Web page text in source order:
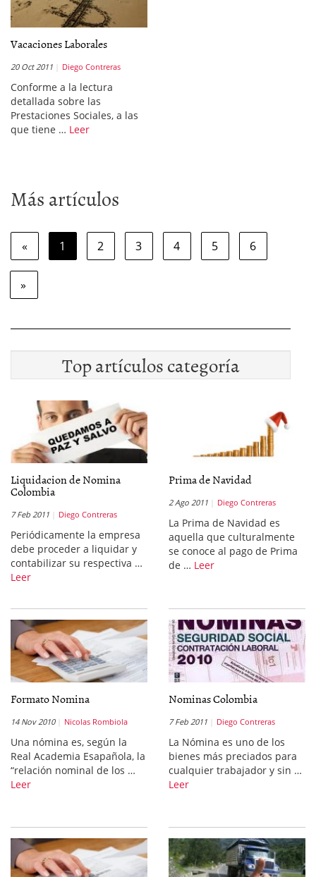
Vacaciones Laborales
20 Oct 2011 Diego Contreras
Conforme a la lectura
detallada sobre las
Prestaciones Sociales, a las
que tiene … Leer
Más artículos
« 1 2 3 4 5 6
»
Top artículos categoría
Liquidacion de Nomina
Colombia
7 Feb 2011 Diego Contreras
Periódicamente la empresa
debe proceder a liquidar y
contabilizar su respectiva …
Leer
Prima de Navidad
2 Ago 2011 Diego Contreras
La Prima de Navidad es
aquella que culturalmente
se conoce al pago de Prima
de … Leer
Formato Nomina
14 Nov 2010 Nicolas Rombiola
Una nómina es, según la
Real Academia Esapañola, la
“relación nominal de los …
Leer
Nominas Colombia
7 Feb 2011 Diego Contreras
La Nómina es uno de los
bienes más preciados para
cualquier trabajador y sin …
Leer